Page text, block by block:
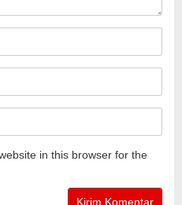
in this browser for the